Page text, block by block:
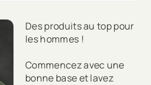
Des produits au top pour
les hommes !
Commencez avec une
bonne base et lavez